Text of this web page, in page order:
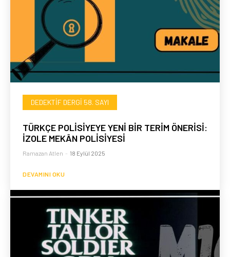
DEDEKTIF DERGI 58. SAYI
TÜRKÇE POLİSİYEYE YENİ BİR TERİM ÖNERİSİ:
İZOLE MEKÂN POLİSİYESİ
Ramazan Atlen - 18 Eylül 2025
DEVAMINI OKU